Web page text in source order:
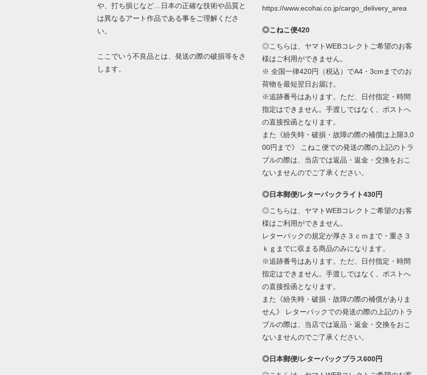
や、打ち損じなど…日本の正確な技術や品質と
は異なるアート作品である事をご理解くださ
い。
ここでいう不良品とは、発送の際の破損等をさ
します。
https://www.ecohai.co.jp/cargo_delivery_area
◎こねこ便420
◎こちらは、ヤマトWEBコレクトご希望のお客
様はご利用ができません。
※ 全国一律420円（税込）でA4・3cmまでのお
荷物を最短翌日お届け。
※追跡番号はあります。ただ、日付指定・時間
指定はできません。手渡しではなく、ポストへ
の直接投函となります。
また《紛失時・破損・故障の際の補償は上限3,0
00円まで》 こねこ便での発送の際の上記のトラ
ブルの際は、当店では返品・返金・交換をおこ
ないませんのでご了承ください。
◎日本郵便/レターパックライト430円
◎こちらは、ヤマトWEBコレクトご希望のお客
様はご利用ができません。
レターパックの規定が厚さ３ｃｍまで・重さ３
ｋｇまでに収まる商品のみになります。
※追跡番号はあります。ただ、日付指定・時間
指定はできません。手渡しではなく、ポストへ
の直接投函となります。
また《紛失時・破損・故障の際の補償がありま
せん》 レターパックでの発送の際の上記のトラ
ブルの際は、当店では返品・返金・交換をおこ
ないませんのでご了承ください。
◎日本郵便/レターパックプラス600円